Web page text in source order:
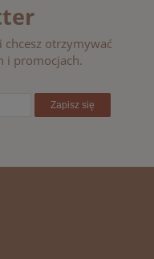
chcesz otrzymywać
i promocjach.
Zapisz się